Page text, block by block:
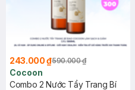
243.000 ₫590.000 ₫
Cocoon
Combo 2 Nước Tẩy Trang Bí